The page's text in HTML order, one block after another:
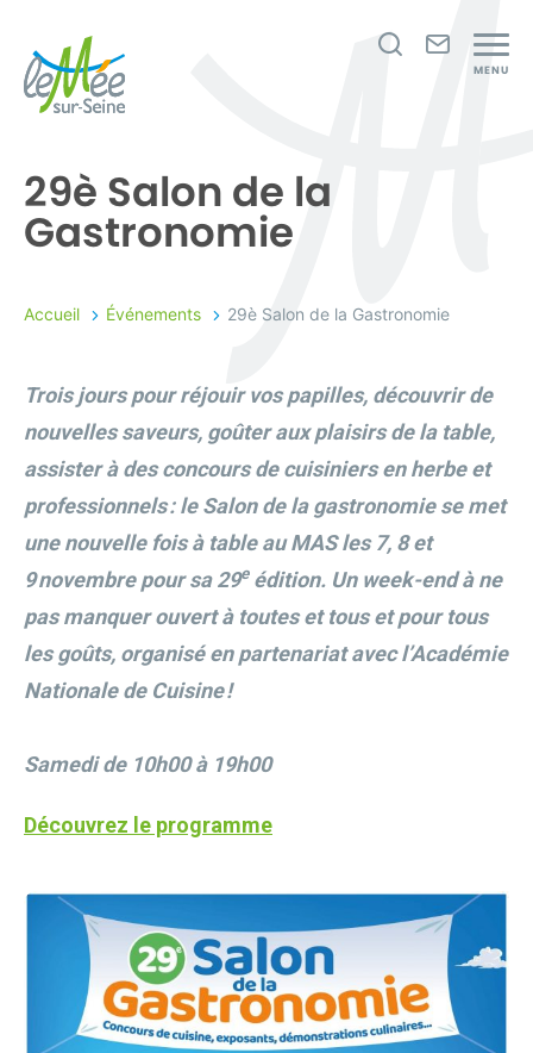
sur-
Seine
MENU
recherche
Nous
29è Salon de la
Gastronomie
Accueil Événements 29è Salon de la Gastronomie
Trois jours pour réjouir vos papilles, découvrir de
nouvelles saveurs, goûter aux plaisirs de la table,
assister à des concours de cuisiniers en herbe et
professionnels : le Salon de la gastronomie se met
une nouvelle fois à table au MAS les 7, 8 et
9 novembre pour sa 29eédition. Un week-end à ne
pas manquer ouvert à toutes et tous et pour tous
les goûts, organisé en partenariat avec l’Académie
Nationale de Cuisine !
Samedi de 10h00 à 19h00
Découvrez le programme